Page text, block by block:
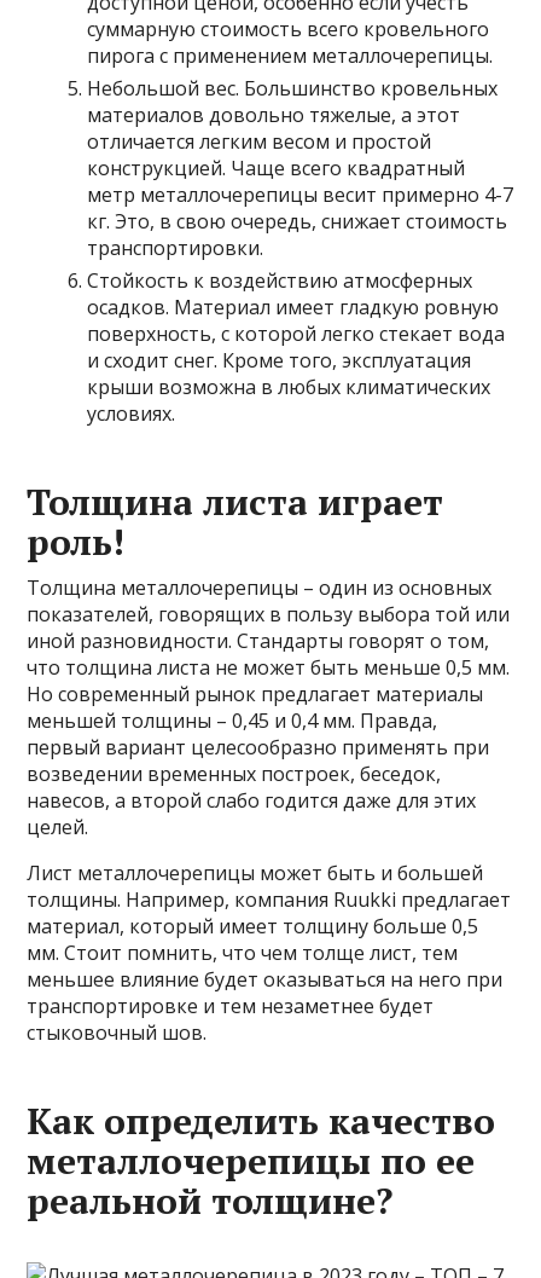
суммарную стоимость всего кровельного
пирога с применением металлочерепицы.
Небольшой вес. Большинство кровельных
материалов довольно тяжелые, а этот
отличается легким весом и простой
конструкцией. Чаще всего квадратный
метр металлочерепицы весит примерно 4-7
кг. Это, в свою очередь, снижает стоимость
транспортировки.
Стойкость к воздействию атмосферных
осадков. Материал имеет гладкую ровную
поверхность, с которой легко стекает вода
и сходит снег. Кроме того, эксплуатация
крыши возможна в любых климатических
условиях.
Толщина листа играет
роль!
Толщина металлочерепицы – один из основных
показателей, говорящих в пользу выбора той или
иной разновидности. Стандарты говорят о том,
что толщина листа не может быть меньше 0,5 мм.
Но современный рынок предлагает материалы
меньшей толщины – 0,45 и 0,4 мм. Правда,
первый вариант целесообразно применять при
возведении временных построек, беседок,
навесов, а второй слабо годится даже для этих
целей.
Лист металлочерепицы может быть и большей
толщины. Например, компания Ruukki предлагает
материал, который имеет толщину больше 0,5
мм. Стоит помнить, что чем толще лист, тем
меньшее влияние будет оказываться на него при
транспортировке и тем незаметнее будет
стыковочный шов.
Как определить качество
металлочерепицы по ее
реальной толщине?